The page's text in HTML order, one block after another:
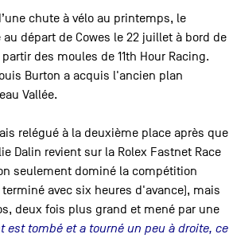
chute à vélo au printemps, le
départ de Cowes le 22 juillet à bord de
des moules de 11th Hour Racing.
Burton a acquis l'ancien plan
Vallée.
relégué à la deuxième place après que
Dalin revient sur la Rolex Fastnet Race
seulement dominé la compétition
avec six heures d'avance), mais
deux fois plus grand et mené par une
est tombé et a tourné un peu à droite, ce